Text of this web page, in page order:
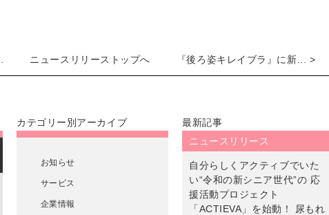
ニュースリリーストップへ 『後ろ姿キレイブラ』に新... >
カテゴリー別アーカイブ
お知らせ
サービス
企業情報
最新記事
ニュースリリース
自分らしくアクティブでいた
い“令和の新シニア世代”の 応
援活動プロジェクト
「ACTIEVA」を始動！ 尿もれ